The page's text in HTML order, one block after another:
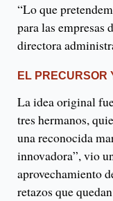
“Lo que
para las empresas
directora
EL PRECURSOR
La idea original
tres hermanos,
una reconocida
innovadora”, vio
aprovechamiento
retazos que